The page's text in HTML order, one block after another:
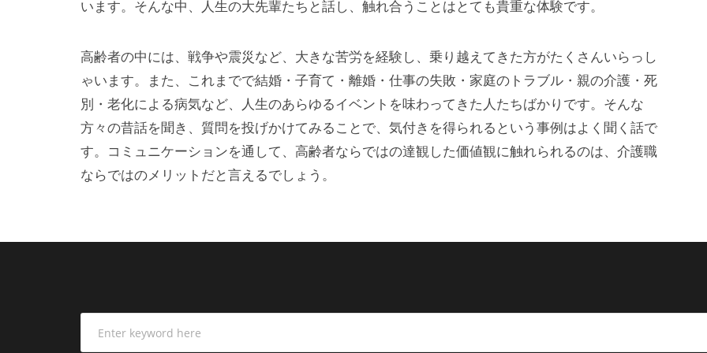
います。そんな中、人生の大先輩たちと話し、触れ合うことはとても貴重な体験です。
高齢者の中には、戦争や震災など、大きな苦労を経験し、乗り越えてきた方がたくさんいらっし
ゃいます。また、これまでで結婚・子育て・離婚・仕事の失敗・家庭のトラブル・親の介護・死
別・老化による病気など、人生のあらゆるイベントを味わってきた人たちばかりです。そんな
方々の昔話を聞き、質問を投げかけてみることで、気付きを得られるという事例はよく聞く話で
す。コミュニケーションを通して、高齢者ならではの達観した価値観に触れられるのは、介護職
ならではのメリットだと言えるでしょう。